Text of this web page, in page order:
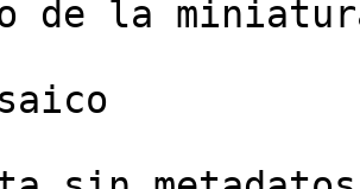
de la